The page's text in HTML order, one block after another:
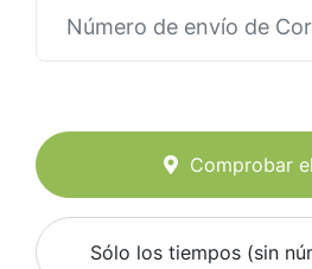
Comprobar
Sólo los tiempos (sin